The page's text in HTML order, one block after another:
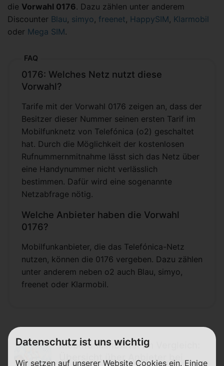
die Vorwahl 0176. Dazu zählen unter anderem
Discounter Blau, simyo, freenet, HappySIM, Klarmobil
oder Mega SIM.
FAQ
0176: Welches Netz nutzt diese
Vorwahl?
Tarife mit der Vorwahl 0176 zeigen an, dass der
Besitzer dieser Nummer seinen ersten Tarif im
Mobilfunknetz von Telefónica (o2) geschaltet
hat. Durch die Möglichkeit der kostenlosen
Rufnummernmitnahme lässt sich das Netz über
eine Handynummer nicht verlässlich
bestimmen. Dafür wird eine sogenannte
Netzabfrage nötig.
Welche Anbieter haben die Vorwahl
0176?
Mobilfunkanbieter, die das Telefónica-Netz
nutzen, können die 0176 vergeben. Dazu zählen
unter anderem neben o2 auch Blau, simyo,
freenet oder Klarmobil.
Mobilfunkanbieter im Vergleich:
Übersicht über Anbieter bei
Datenschutz ist uns wichtig
Wir setzen auf unserer Website Cookies ein. Einige